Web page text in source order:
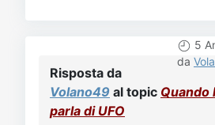
5
da
Risposta da
Volano49 al topic Quando
parla di UFO